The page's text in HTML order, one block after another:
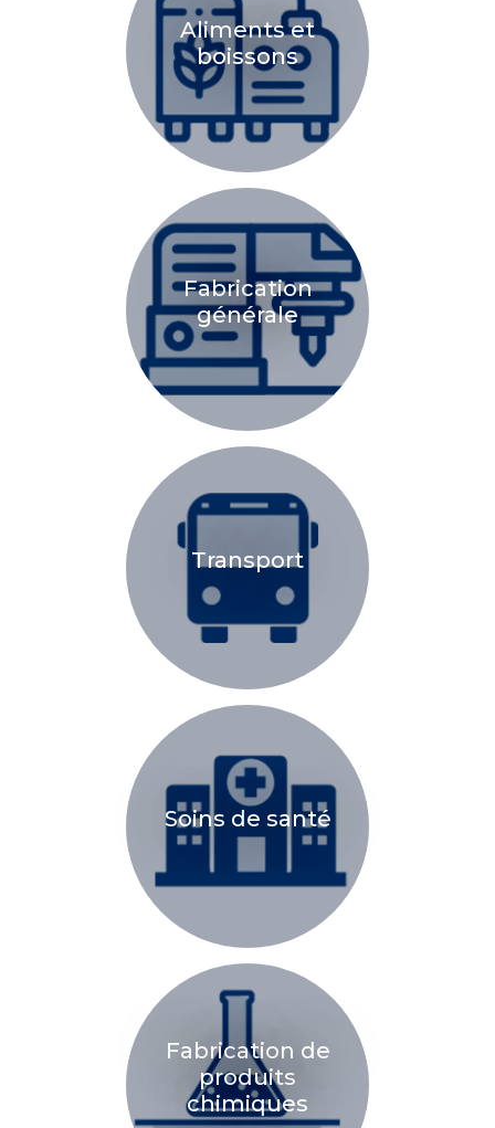
Aliments et
boissons
Fabrication
générale
Transport
Soins de santé
Fabrication de
produits
chimiques